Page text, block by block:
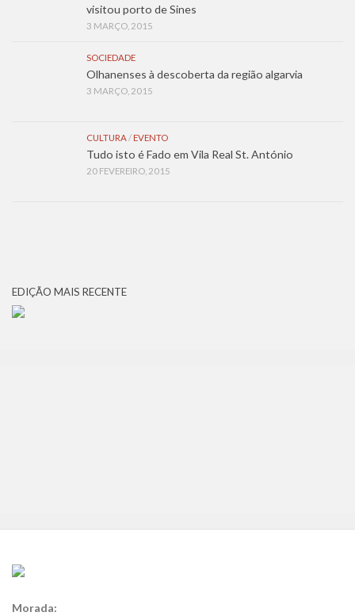
visitou porto de Sines
3 MARÇO, 2015
SOCIEDADE
Olhanenses à descoberta da região algarvia
3 MARÇO, 2015
CULTURA/ EVENTO
Tudo isto é Fado em Vila Real St. António
20 FEVEREIRO, 2015
EDIÇÃO MAIS RECENTE
Morada: